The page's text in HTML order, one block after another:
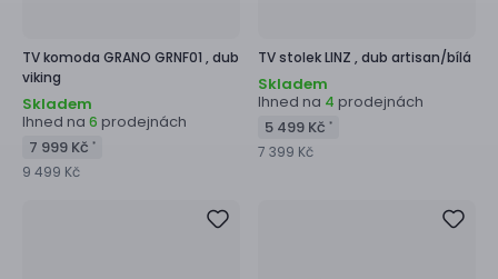
TV komoda GRANO GRNF01 ,dub
viking
Skladem
Ihned na 6 prodejnách
7 999 Kč *
9 499 Kč
TV stolekLINZ ,dub artisan/bílá
Skladem
Ihned na 4 prodejnách
5 499 Kč *
7 399 Kč